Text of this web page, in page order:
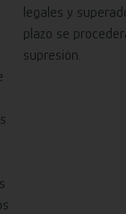
legales y
plazo se
supresión.